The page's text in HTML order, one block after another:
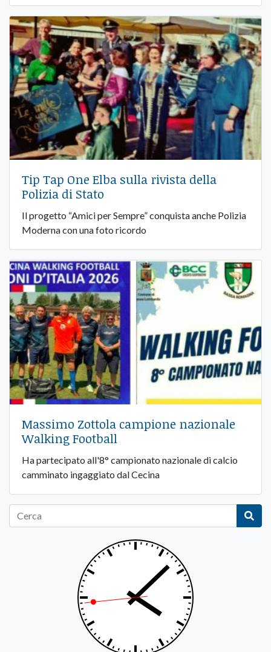
Tip Tap One Elba sulla rivista della
Polizia di Stato
Il progetto “Amici per Sempre” conquista anche Polizia
Moderna con una foto ricordo
Massimo Zottola campione nazionale
Walking Football
Ha partecipato all'8° campionato nazionale di calcio
camminato ingaggiato dal Cecina